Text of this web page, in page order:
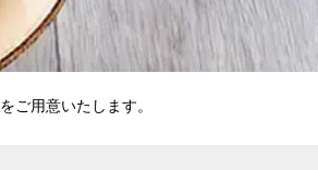
ご用意いたします。